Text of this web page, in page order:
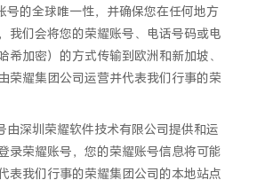
号的全球唯一性，并确保您在任何地方
我们会将您的荣耀账号、电话号码或电
希加密）的方式传输到欧洲和新加坡、
荣耀集团公司运营并代表我们行事的荣
由深圳荣耀软件技术有限公司提供和运
录荣耀账号，您的荣耀账号信息将可能
表我们行事的荣耀集团公司的本地站点